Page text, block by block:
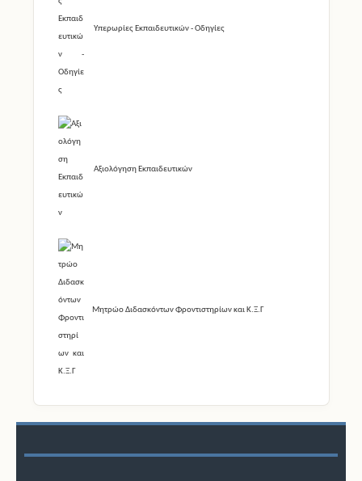
Υπερωρίες Εκπαιδευτικών - Οδηγίες
Αξιολόγηση Εκπαιδευτικών
Μητρώο Διδασκόντων Φροντιστηρίων και Κ.Ξ.Γ